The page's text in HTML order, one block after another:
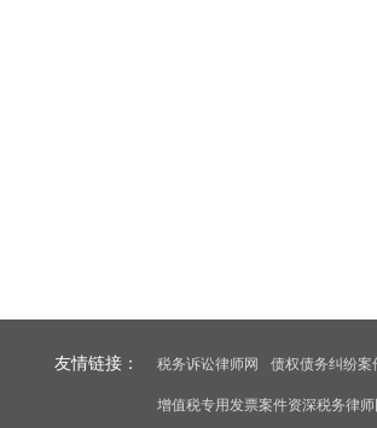
友情链接： 税务诉讼律师网 债权债务纠纷案
增值税专用发票案件资深税务律师